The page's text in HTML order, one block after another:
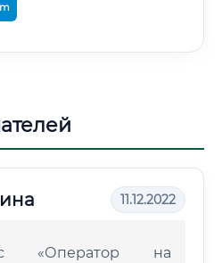
11.12.2022
«Оператор на